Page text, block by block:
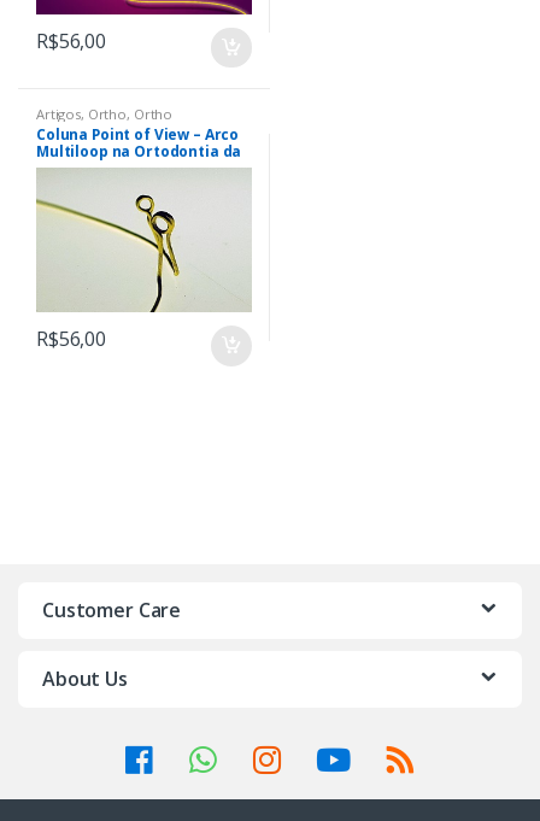
R$56,00
Artigos, Ortho, Ortho
Coluna Point of View – Arco
Multiloop na Ortodontia da
Era Digital. Quando, Por que
R$56,00
Customer Care
About Us